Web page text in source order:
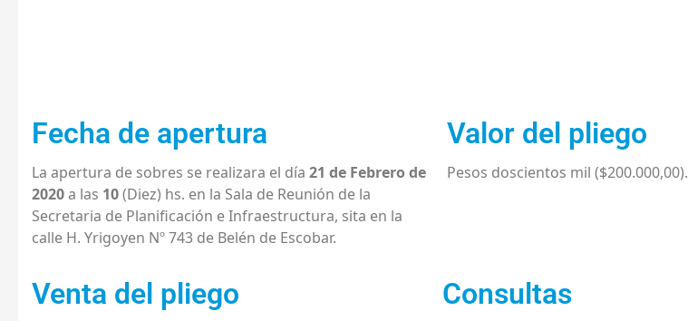
Fecha de apertura
La apertura de sobres se realizara el día 21 de Febrero de
2020a las 10(Diez) hs. en la Sala de Reunión de la
Secretaria de Planificación e Infraestructura, sita en la
calle H. Yrigoyen Nº 743 de Belén de Escobar.
Valor del pliego
Pesos doscientos mil ($200.000,00).
Venta del pliego Consultas